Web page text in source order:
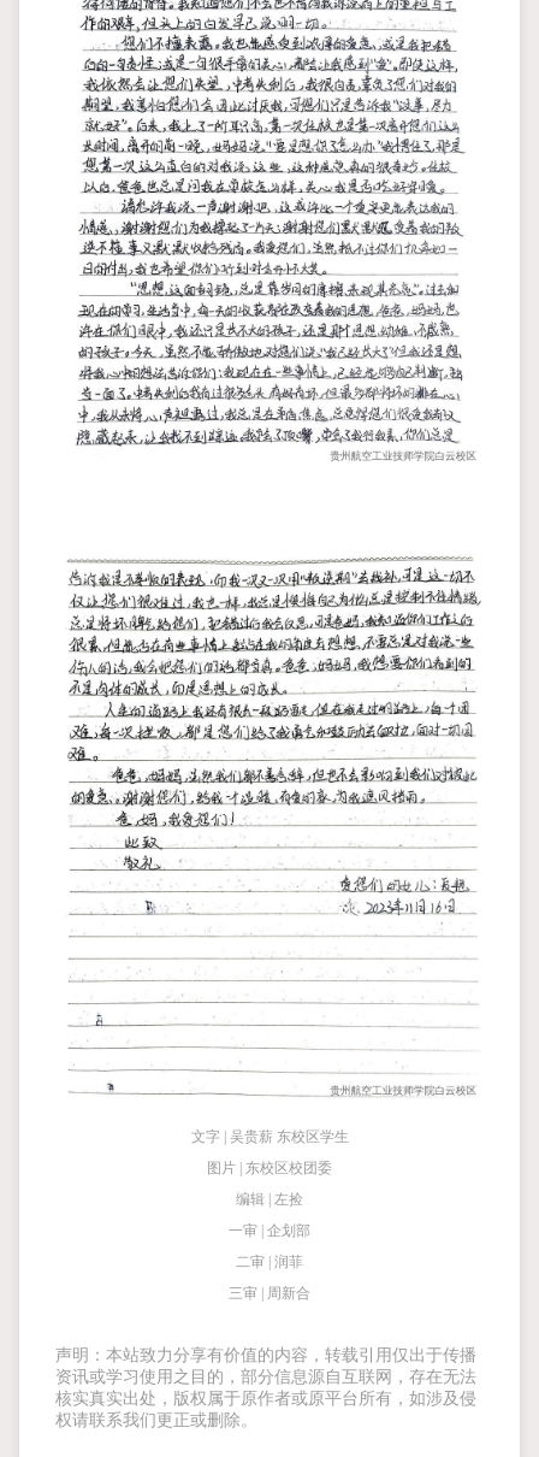
文字 | 吴贵薪 东校区学生
图片 | 东校区校团委
编辑 | 左捡
一审 | 企划部
二审 | 润菲
三审 | 周新合
声明：本站致力分享有价值的内容，转载引用仅出于传播
资讯或学习使用之目的，部分信息源自互联网，存在无法
核实真实出处，版权属于原作者或原平台所有，如涉及侵
权请联系我们更正或删除。